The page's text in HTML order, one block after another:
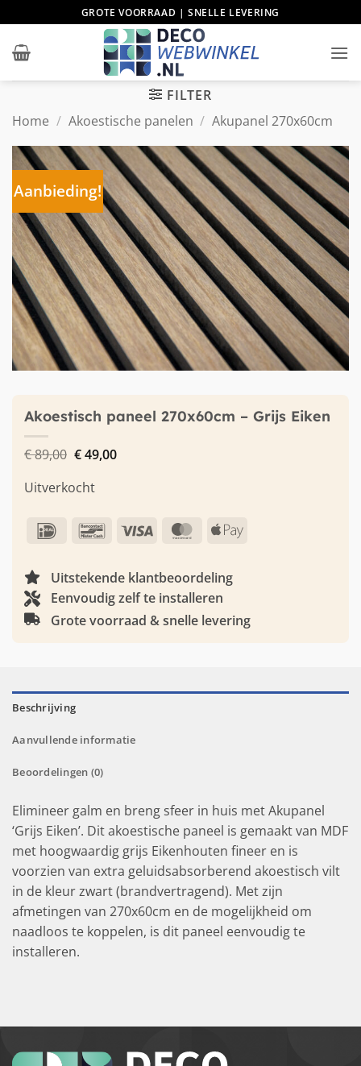
naar
inhoud
GROTE VOORRAAD | SNELLE LEVERING
FILTER
Home / Akoestische panelen / Akupanel 270x60cm
Aanbieding!
Akoestisch paneel 270x60cm – Grijs Eiken
€89,00 Oorspronkelijke
prijs
was:
€ 89,00.
€49,00Huidige
Uitverkocht
IDeal Bancontact
Visa MasterCard
Apple
Uitstekende klantbeoordeling
Eenvoudig zelf te installeren
Grote voorraad & snelle levering
Beschrijving
Aanvullende informatie
Beoordelingen (0)
Elimineer galm en breng sfeer in huis met Akupanel
‘Grijs Eiken’. Dit akoestische paneel is gemaakt van MDF
met hoogwaardig grijs Eikenhouten fineer en is
voorzien van extra geluidsabsorberend akoestisch vilt
in de kleur zwart (brandvertragend). Met zijn
afmetingen van 270x60cm en de mogelijkheid om
naadloos te koppelen, is dit paneel eenvoudig te
installeren.